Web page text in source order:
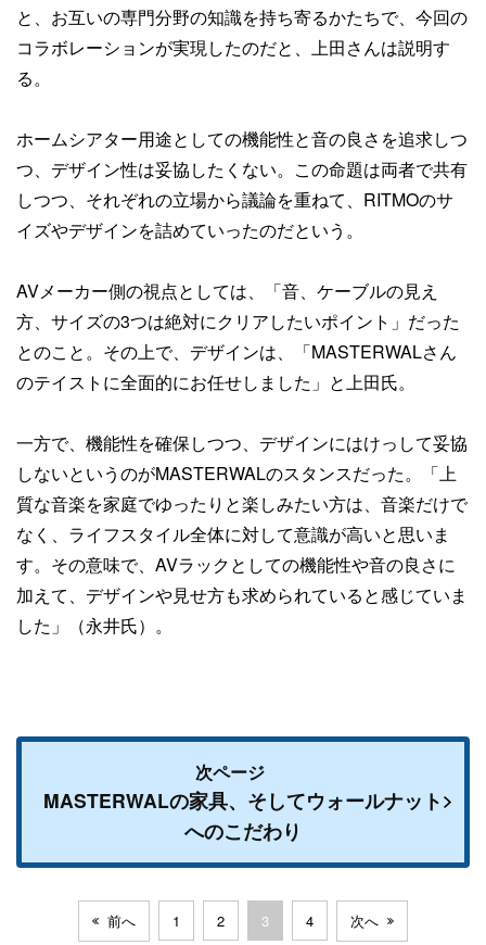
と、お互いの専門分野の知識を持ち寄るかたちで、今回の
コラボレーションが実現したのだと、上田さんは説明す
る。
ホームシアター用途としての機能性と音の良さを追求しつ
つ、デザイン性は妥協したくない。この命題は両者で共有
しつつ、それぞれの立場から議論を重ねて、RITMOのサ
イズやデザインを詰めていったのだという。
AVメーカー側の視点としては、「音、ケーブルの見え
方、サイズの3つは絶対にクリアしたいポイント」だった
とのこと。その上で、デザインは、「MASTERWALさん
のテイストに全面的にお任せしました」と上田氏。
一方で、機能性を確保しつつ、デザインにはけっして妥協
しないというのがMASTERWALのスタンスだった。「上
質な音楽を家庭でゆったりと楽しみたい方は、音楽だけで
なく、ライフスタイル全体に対して意識が高いと思いま
す。その意味で、AVラックとしての機能性や音の良さに
加えて、デザインや見せ方も求められていると感じていま
した」（永井氏）。
次ページ
MASTERWALの家具、そしてウォールナット
へのこだわり
前へ 1 2 3 4 次へ